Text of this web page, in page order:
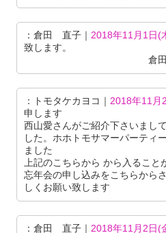
：倉田 直子｜ 2018年11月1日(
致します。
倉田
：トモタケカヨコ｜ 2018年11月
申します
西山愛さんがご紹介下さいまし
した。ホホトモサマーパーティ
ました
上記のこちらから から入ること
忘年会の申し込みをこちらから
しくお願い致します
：倉田 直子｜ 2018年11月2日(